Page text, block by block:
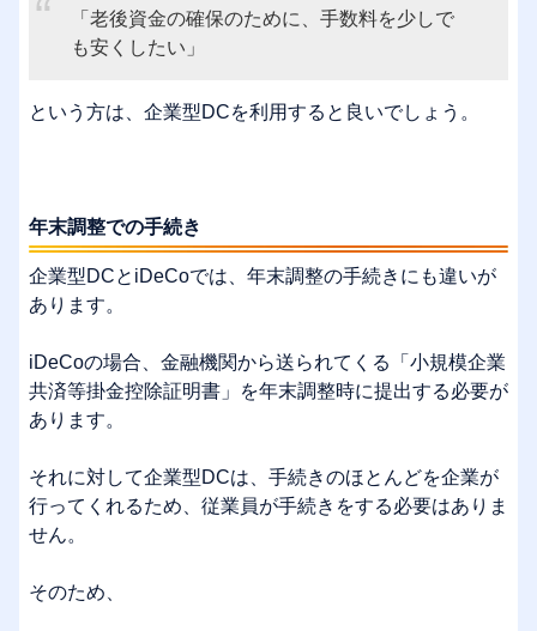
「老後資金の確保のために、手数料を少しで
も安くしたい」
という方は、企業型DCを利用すると良いでしょう。
年末調整での手続き
企業型DCとiDeCoでは、年末調整の手続きにも違いが
あります。
iDeCoの場合、金融機関から送られてくる「小規模企業
共済等掛金控除証明書」を年末調整時に提出する必要が
あります。
それに対して企業型DCは、手続きのほとんどを企業が
行ってくれるため、従業員が手続きをする必要はありま
せん。
そのため、